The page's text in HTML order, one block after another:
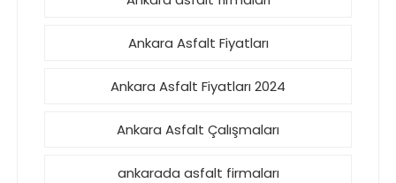
Ankara Asfalt Fiyatları
Ankara Asfalt Fiyatları 2024
Ankara Asfalt Çalışmaları
ankarada asfalt firmaları